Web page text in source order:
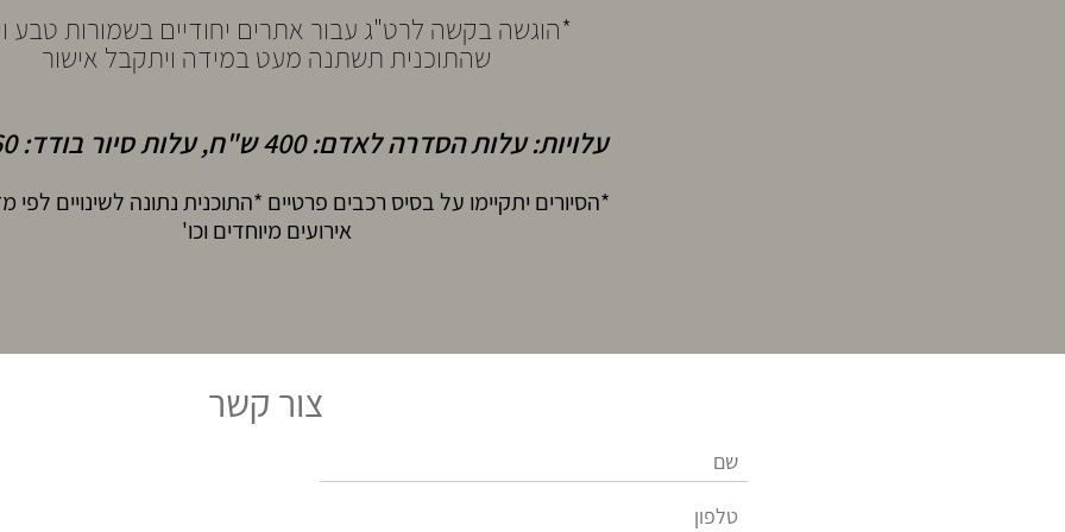
*הוגשה בקשה לרט"ג עבור אתרים יחודיים בשמורות טבע
שהתוכנית תשתנה מעט במידה ויתקבל אישור
עלויות: עלות הסדרה לאדם: 400 ש"ח, עלות סיור בודד: 60 ש"ח.
*הסיורים יתקיימו על בסיס רכבים פרטיים *התוכנית נתונה לשינויים לפי
אירועים מיוחדים וכו'
צור קשר